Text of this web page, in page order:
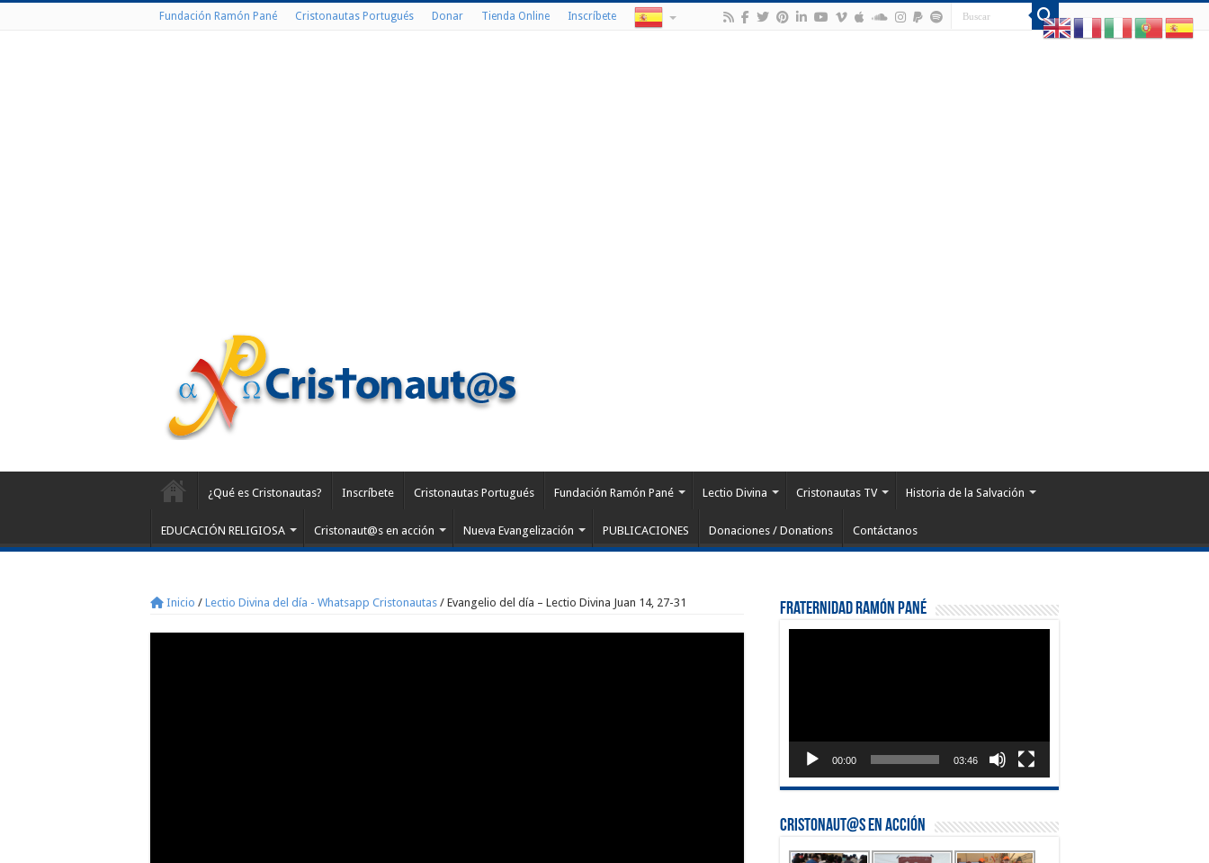
Fundación Ramón Pané Cristonautas Portugués Donar Tienda Online Inscríbete
¿Qué es Cristonautas? Inscríbete Cristonautas Portugués Fundación Ramón Pané Lectio Divina Cristonautas TV Historia de la Salvación
EDUCACIÓN RELIGIOSA Cristonaut@s en acción Nueva Evangelización PUBLICACIONES Donaciones / Donations Contáctanos
Inicio / Lectio Divina del día - Whatsapp Cristonautas / Evangelio del día – Lectio Divina Juan 14, 27-31 Fraternidad Ramón Pané
00:00 03:46
Cristonaut@s en Acción